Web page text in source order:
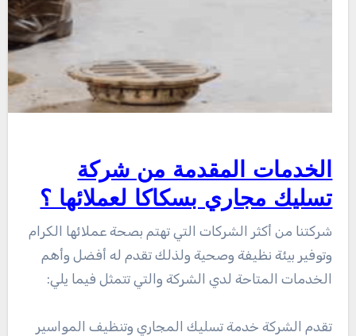
الخدمات المقدمة من شركة
تسليك مجاري بسكاكا لعملائها ؟
شركتنا من أكثر الشركات التي تهتم بصحة عملائها الكرام
وتوفير بيئة نظيفة وصحية ولذلك تقدم له أفضل وأهم
الخدمات المتاحة لدي الشركة والتي تتمثل فيما يلي:
تقدم الشركة خدمة تسليك المجاري وتنظيف المواسير